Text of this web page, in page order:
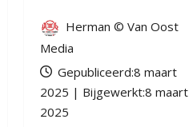
Herman © Van Oost
Media
Gepubliceerd:8 maart
2025 | Bijgewerkt:8 maart
2025